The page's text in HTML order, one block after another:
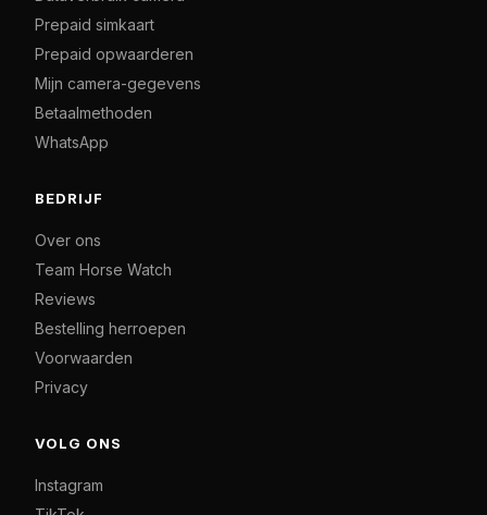
Prepaid simkaart
Prepaid opwaarderen
Mijn camera-gegevens
Betaalmethoden
WhatsApp
BEDRIJF
Over ons
Team Horse Watch
Reviews
Bestelling herroepen
Voorwaarden
Privacy
VOLG ONS
Instagram